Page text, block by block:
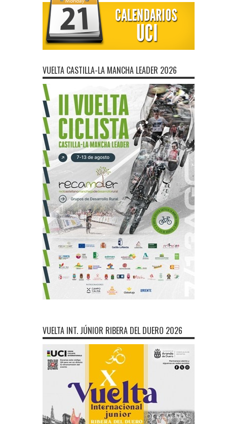
VUELTA CASTILLA-LA MANCHA LEADER 2026
VUELTA INT. JÚNIOR RIBERA DEL DUERO 2026